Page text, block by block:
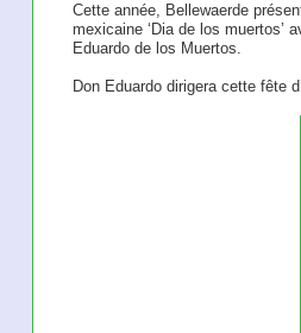
Cette année, Bellewaerde
mexicaine ‘Dia de los muertos’
Eduardo de los Muertos.
Don Eduardo dirigera cette fête